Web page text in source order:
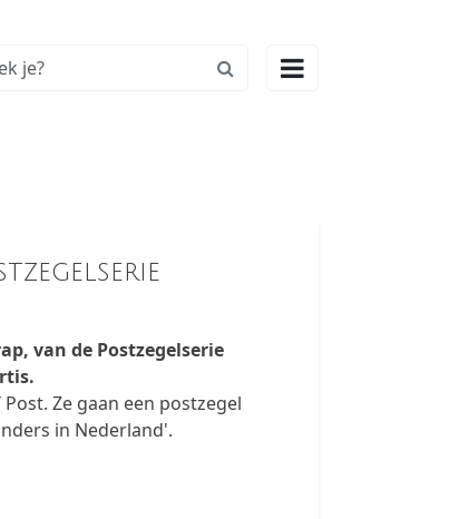

van de Postzegelserie
Ze gaan een postzegel
in Nederland'.